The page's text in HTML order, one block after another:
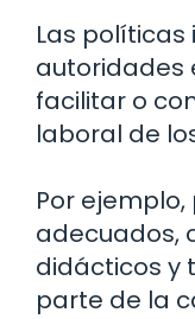
Las
autoridades
facilitar o
laboral de
Por
adecuados,
didácticos y
parte de la